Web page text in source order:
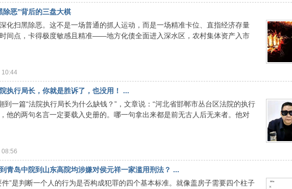
除恶”背后的三盘大棋
化扫黑除恶。这不是一场普通的抓人运动，而是一场精准卡位、直指经济存量
时间点，卡得极度敏感且精准——地方化债全面进入深水区，农村集体资产入市
10:44
执行局长，你就是胜诉了，也没用！ ...
到一篇“法院执行局长为什么缺钱？”，文章说：“河北省邯郸市丛台区法院的执行
他的两句名言一定要载入史册的。哪一句拿出来都是前无古人后无来者。他对
青岛中院到山东高院均涉嫌对侯元祥一家滥用刑法？ ...
”是判断一个人的行为是否构成犯罪的四个基本标准。就像盖房子需要四个柱子